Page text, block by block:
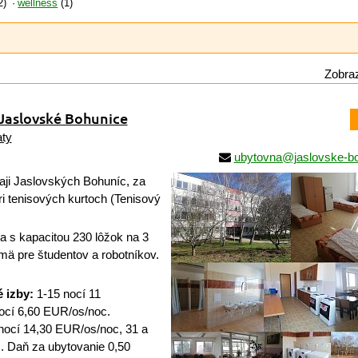
wellness (1)
Bohunice
ubytovna@jaslovske-
Jaslovských Bohuníc, za
tenisových kurtoch (Tenisový
s kapacitou 230 lôžok na 3
pre študentov a robotníkov.
izby: 1-15 nocí 11
6,60 EUR/os/noc.
14,30 EUR/os/noc, 31 a
Daň za ubytovanie 0,50